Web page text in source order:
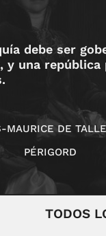
debe ser
y una república
MAURICE DE
PÉRIGORD
TODOS